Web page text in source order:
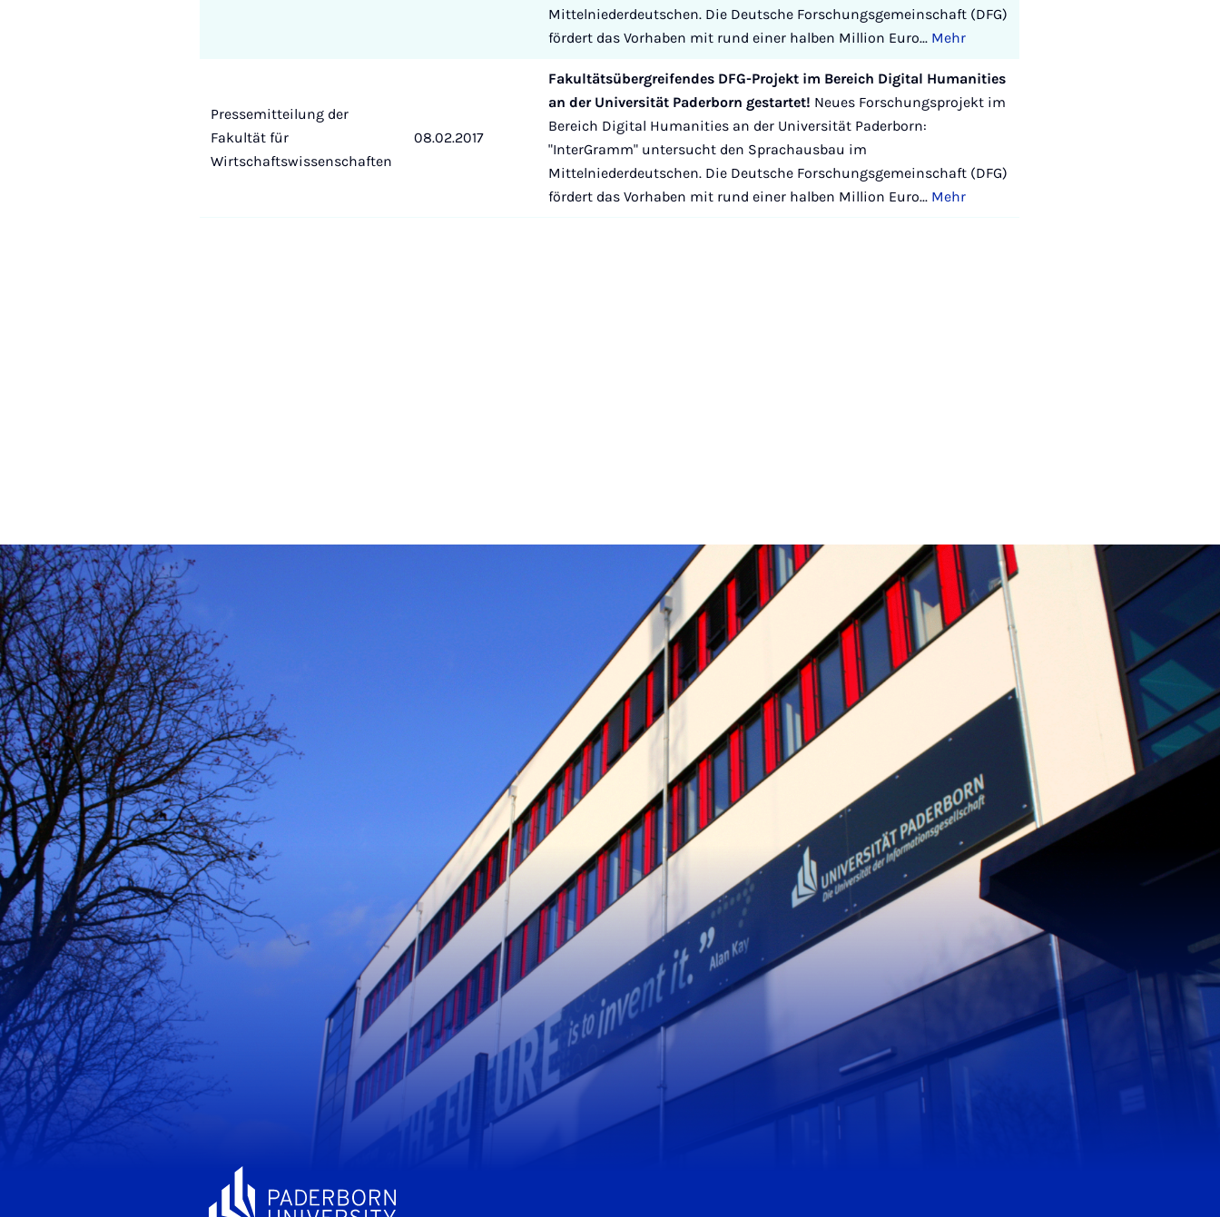
Mittelniederdeutschen. Die Deutsche Forschungsgemeinschaft (DFG)
fördert das Vorhaben mit rund einer halben Million Euro... Mehr
Pressemitteilung der
Fakultät für
Wirtschaftswissenschaften
08.02.2017
Fakultätsübergreifendes DFG-Projekt im Bereich Digital Humanities
an der Universität Paderborn gestartet! Neues Forschungsprojekt im
Bereich Digital Humanities an der Universität Paderborn:
"InterGramm" untersucht den Sprachausbau im
Mittelniederdeutschen. Die Deutsche Forschungsgemeinschaft (DFG)
fördert das Vorhaben mit rund einer halben Million Euro... Mehr